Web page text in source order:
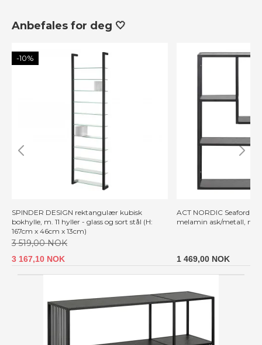
Anbefales for deg 🤍
-10%
SPINDER DESIGN rektangulær kubisk
bokhylle, m. 11 hyller - glass og sort stål (H:
167cm x 46cm x 13cm)
3 519,00 NOK
3 167,10 NOK
ACT NORDIC Seaford
melamin ask/metall, m.
1 469,00 NOK